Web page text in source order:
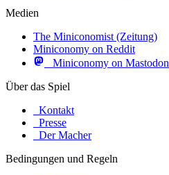
Medien
The Miniconomist (Zeitung)
Miniconomy on Reddit
Miniconomy on Mastodon
Über das Spiel
Kontakt
Presse
Der Macher
Bedingungen und Regeln